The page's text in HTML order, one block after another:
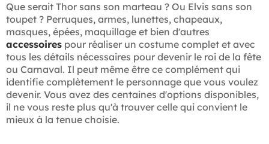
Que serait Thor sans son marteau ? Ou Elvis sans son
toupet ? Perruques, armes, lunettes, chapeaux,
masques, épées, maquillage et bien d'autres
accessoires pour réaliser un costume complet et avec
tous les détails nécessaires pour devenir le roi de la fête
ou Carnaval. Il peut même être ce complément qui
identifie complètement le personnage que vous voulez
devenir. Vous avez des centaines d'options disponibles,
il ne vous reste plus qu'à trouver celle qui convient le
mieux à la tenue choisie.